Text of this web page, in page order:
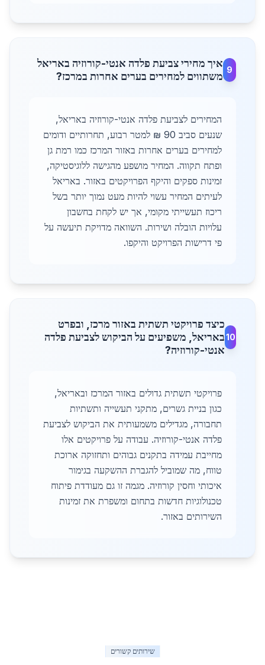
9
איך מחירי צביעת פלדה אנטי-קורוזיה באריאל
משתווים למחירים בערים אחרות במרכז?
המחירים לצביעת פלדה אנטי-קורוזיה באריאל,
שנעים סביב 90 ₪ למטר רבוע, תחרותיים ודומים
למחירים בערים אחרות באזור המרכז כמו רמת גן
ופתח תקווה. המחיר מושפע מהגישה ללוגיסטיקה,
זמינות ספקים והיקף הפרויקטים באזור. באריאל
לעיתים המחיר עשוי להיות מעט נמוך יותר בשל
ריכוז תעשייתי מקומי, אך יש לקחת בחשבון
עלויות הובלה ושירות. השוואה מדויקת תיעשה על
פי דרישות הפרויקט והיקפו.
10
כיצד פרויקטי תשתית באזור מרכז, ובפרט
באריאל, משפיעים על הביקוש לצביעת פלדה
אנטי-קורוזיה?
פרויקטי תשתית גדולים באזור המרכז ובאריאל,
כגון בניית גשרים, מתקני תעשייה ותשתיות
תחבורה, מגדילים משמעותית את הביקוש לצביעת
פלדה אנטי-קורוזיה. עבודה על פרויקטים אלו
מחייבת עמידה בתקנים גבוהים ותחזוקה ארוכת
טווח, מה שמוביל להגברת ההשקעה בגימור
איכותי וחסין קורוזיה. מגמה זו גם מעודדת פיתוח
טכנולוגיות חדשות בתחום ומשפרת את זמינות
השירותים באזור.
שירותים קשורים